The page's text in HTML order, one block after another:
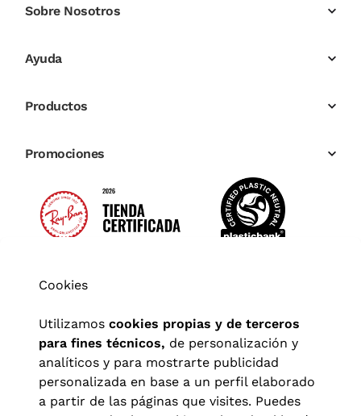
Sobre Nosotros
Ayuda
Productos
Promociones
Cookies
Utilizamos cookies propias y de terceros
para fines técnicos, de personalización y
analíticos y para mostrarte publicidad
personalizada en base a un perfil elaborado
a partir de las páginas que visites. Puedes